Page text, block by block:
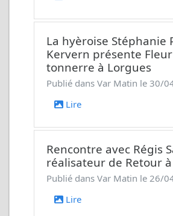
La hyèroise Stéphanie
Kervern présente
tonnerre à Lorgues
Publié dans Var Matin le 30/
Lire
Rencontre avec Régis
réalisateur de Retour
Publié dans Var Matin le 26/
Lire